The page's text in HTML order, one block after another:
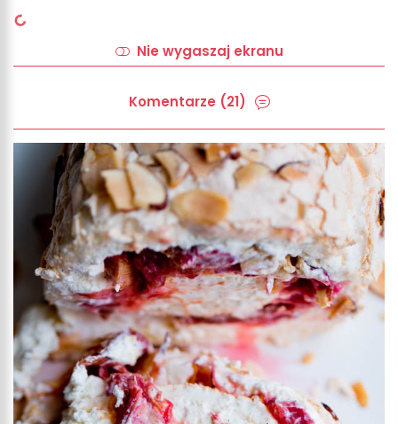
Nie wygaszaj ekranu
Komentarze (21)